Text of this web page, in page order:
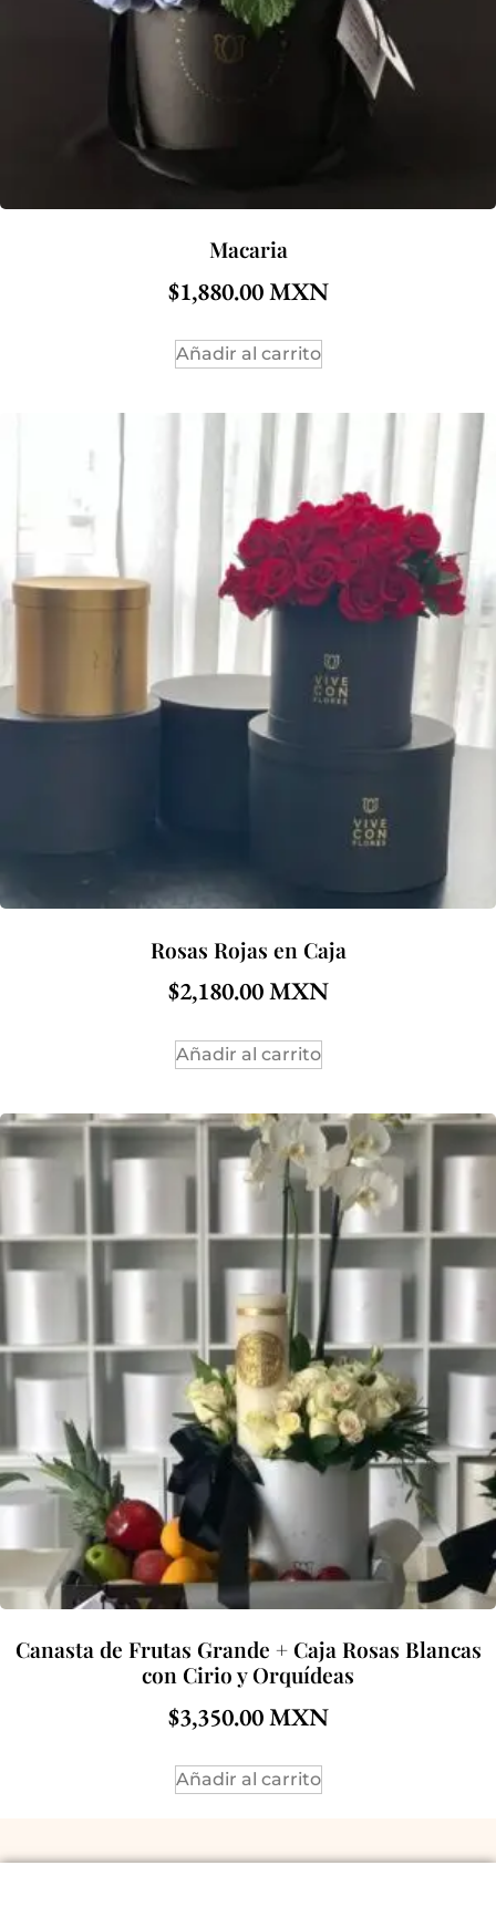
Macaria
$1,880.00
Añadir al carrito
Rosas Rojas en Caja
$2,180.00
Añadir al carrito
Canasta de Frutas Grande + Caja Rosas Blancas
con Cirio y Orquídeas
$3,350.00
Añadir al carrito